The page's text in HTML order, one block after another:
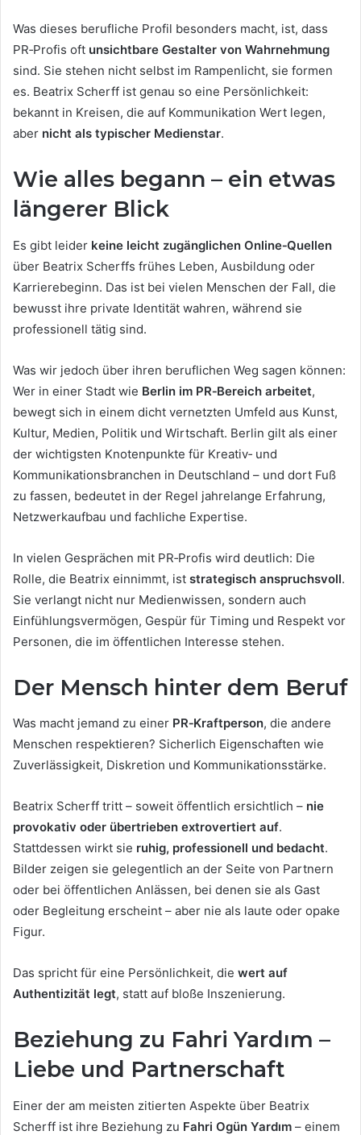
Was dieses berufliche Profil besonders macht, ist, dass
PR‑Profis oft unsichtbare Gestalter von Wahrnehmung
sind. Sie stehen nicht selbst im Rampenlicht, sie formen
es. Beatrix Scherff ist genau so eine Persönlichkeit:
bekannt in Kreisen, die auf Kommunikation Wert legen,
aber nicht als typischer Medienstar.
Wie alles begann – ein etwas
längerer Blick
Es gibt leider keine leicht zugänglichen Online‑Quellen
über Beatrix Scherffs frühes Leben, Ausbildung oder
Karrierebeginn. Das ist bei vielen Menschen der Fall, die
bewusst ihre private Identität wahren, während sie
professionell tätig sind.
Was wir jedoch über ihren beruflichen Weg sagen können:
Wer in einer Stadt wie Berlin im PR‑Bereich arbeitet,
bewegt sich in einem dicht vernetzten Umfeld aus Kunst,
Kultur, Medien, Politik und Wirtschaft. Berlin gilt als einer
der wichtigsten Knotenpunkte für Kreativ‑ und
Kommunikationsbranchen in Deutschland – und dort Fuß
zu fassen, bedeutet in der Regel jahrelange Erfahrung,
Netzwerkaufbau und fachliche Expertise.
In vielen Gesprächen mit PR‑Profis wird deutlich: Die
Rolle, die Beatrix einnimmt, ist strategisch anspruchsvoll.
Sie verlangt nicht nur Medienwissen, sondern auch
Einfühlungsvermögen, Gespür für Timing und Respekt vor
Personen, die im öffentlichen Interesse stehen.
Der Mensch hinter dem Beruf
Was macht jemand zu einer PR‑Kraftperson, die andere
Menschen respektieren? Sicherlich Eigenschaften wie
Zuverlässigkeit, Diskretion und Kommunikationsstärke.
Beatrix Scherff tritt – soweit öffentlich ersichtlich – nie
provokativ oder übertrieben extrovertiert auf.
Stattdessen wirkt sie ruhig, professionell und bedacht.
Bilder zeigen sie gelegentlich an der Seite von Partnern
oder bei öffentlichen Anlässen, bei denen sie als Gast
oder Begleitung erscheint – aber nie als laute oder opake
Figur.
Das spricht für eine Persönlichkeit, die wert auf
Authentizität legt, statt auf bloße Inszenierung.
Beziehung zu Fahri Yardım –
Liebe und Partnerschaft
Einer der am meisten zitierten Aspekte über Beatrix
Scherff ist ihre Beziehung zu Fahri Ogün Yardım – einem